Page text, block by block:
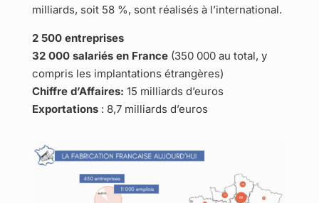
milliards, soit 58 %, sont réalisés à l’international.
2 500 entreprises
32 000 salariés en France(350 000 au total, y
compris les implantations étrangères)
Chiffre d’Affaires: 15 milliards d’euros
Exportations: 8,7 milliards d’euros